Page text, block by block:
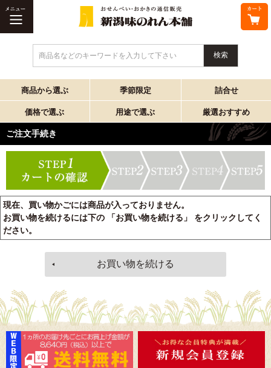
商品名などのキーワードを入力して下さい
商品から選ぶ 季節限定 詰合せ
価格で選ぶ 用途で選ぶ 厳選おすすめ
ご注文手続き
現在、買い物かごには商品が入っておりません。
お買い物を続けるには下の 「お買い物を続ける」 をクリックしてく
ださい。